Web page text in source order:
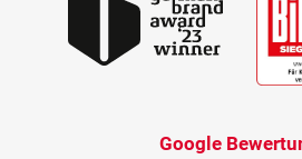
Google